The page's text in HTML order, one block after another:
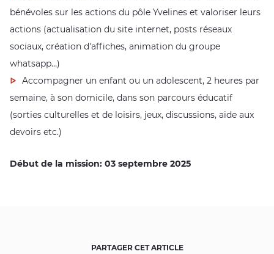
bénévoles sur les actions du pôle Yvelines et valoriser leurs
actions (actualisation du site internet, posts réseaux
sociaux, création d'affiches, animation du groupe
whatsapp…)
Accompagner un enfant ou un adolescent, 2 heures par
semaine, à son domicile, dans son parcours éducatif
(sorties culturelles et de loisirs, jeux, discussions, aide aux
devoirs etc.)
Début de la mission: 03 septembre 2025
PARTAGER CET ARTICLE